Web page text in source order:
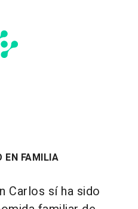
EN FAMILIA
Carlos sí ha sido